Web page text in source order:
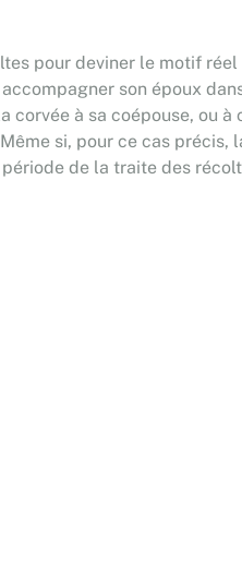
pour deviner le motif
son époux
à sa coépouse, ou
si, pour ce cas
de la traite des